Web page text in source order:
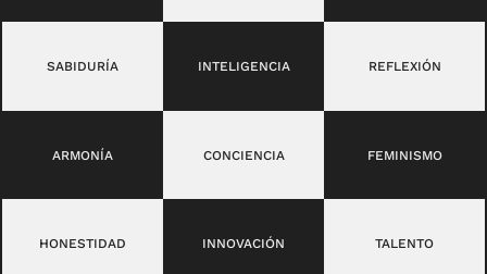
SABIDURÍA INTELIGENCIA REFLEXIÓN
ARMONÍA CONCIENCIA FEMINISMO
HONESTIDAD INNOVACIÓN TALENTO